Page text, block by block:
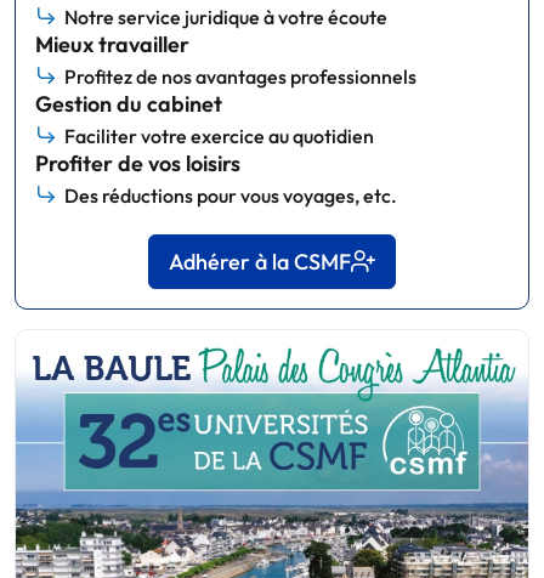
Notre service juridique à votre écoute
Mieux travailler
Profitez de nos avantages professionnels
Gestion du cabinet
Faciliter votre exercice au quotidien
Profiter de vos loisirs
Des réductions pour vous voyages, etc.
Adhérer à la CSMF